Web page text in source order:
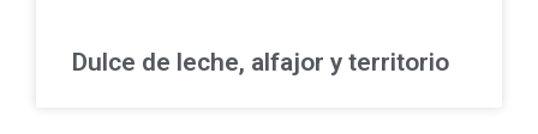
Dulce de leche, alfajor y territorio